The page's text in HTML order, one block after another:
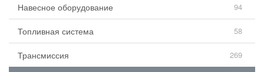
Навесное оборудование 94
Топливная система 58
Трансмиссия 269